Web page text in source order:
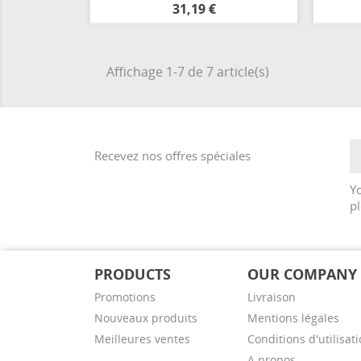
31,19 €
Orange
Affichage 1-7 de 7 article(s)
Recevez nos offres spéciales
PRODUCTS
Promotions
Nouveaux produits
Meilleures ventes
OUR COMPANY
Livraison
Mentions légales
Conditions